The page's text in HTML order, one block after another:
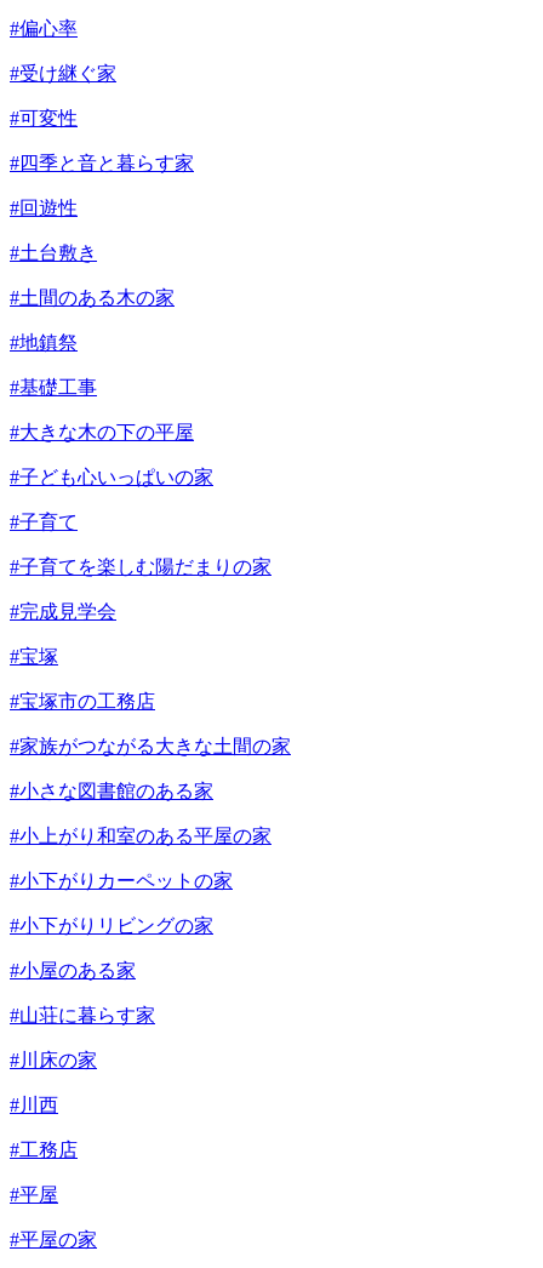
#偏心率
#受け継ぐ家
#可変性
#四季と音と暮らす家
#回遊性
#土台敷き
#土間のある木の家
#地鎮祭
#基礎工事
#大きな木の下の平屋
#子ども心いっぱいの家
#子育て
#子育てを楽しむ陽だまりの家
#完成見学会
#宝塚
#宝塚市の工務店
#家族がつながる大きな土間の家
#小さな図書館のある家
#小上がり和室のある平屋の家
#小下がりカーペットの家
#小下がりリビングの家
#小屋のある家
#山荘に暮らす家
#川床の家
#川西
#工務店
#平屋
#平屋の家